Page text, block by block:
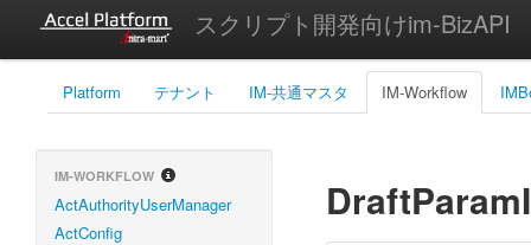
スクリプト開発向けim-BizAPI
Platform テナント IM-共通マスタ IM-Workflow
IM-WORKFLOW
ActAuthorityUserManager
ActConfig